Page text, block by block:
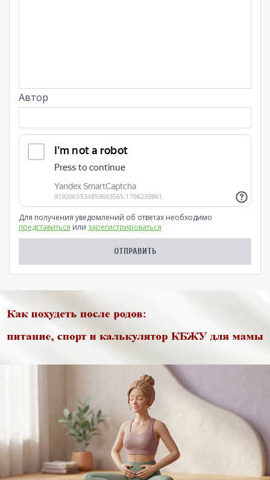
Автор
Для получения уведомлений об ответах необходимо
представиться или зарегистрироваться